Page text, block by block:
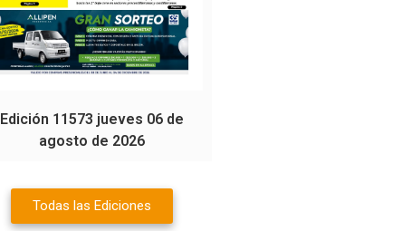
Edición 11573 jueves 06 de
agosto de 2026
Todas las Ediciones